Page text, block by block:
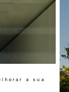
a sua